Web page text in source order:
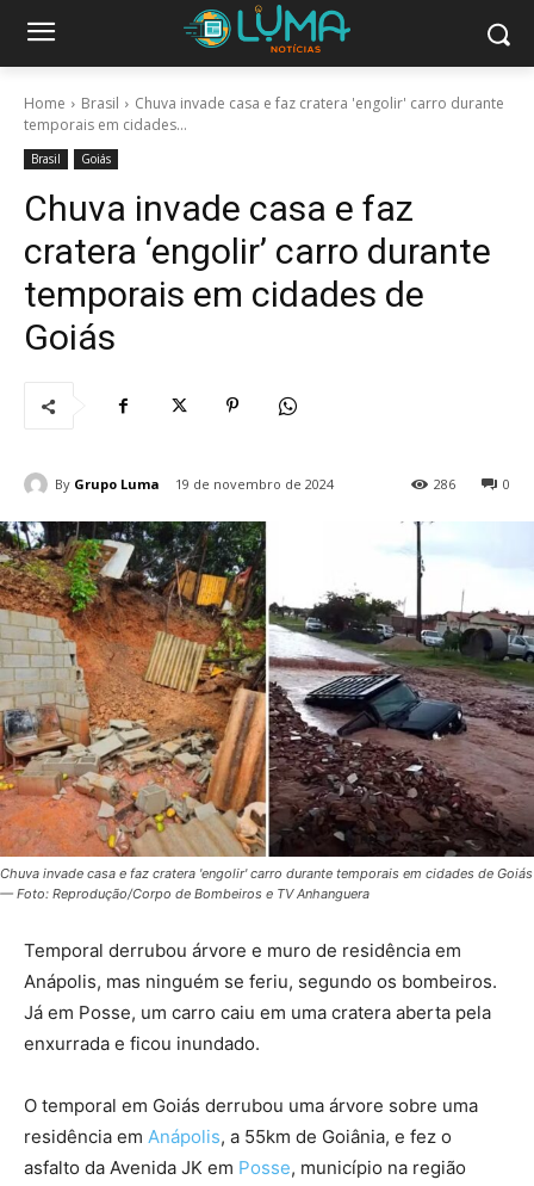
Home Brasil
Chuva invade casa e faz cratera 'engolir' carro durante
temporais em cidades...
Brasil Goiás
Chuva invade casa e faz
cratera ‘engolir’ carro durante
temporais em cidades de
Goiás
By Grupo Luma 19 de novembro de 2024 0
286
Chuva invade casa e faz cratera 'engolir' carro durante temporais em cidades de Goiás
— Foto: Reprodução/Corpo de Bombeiros e TV Anhanguera
Temporal derrubou árvore e muro de residência em
Anápolis, mas ninguém se feriu, segundo os bombeiros.
Já em Posse, um carro caiu em uma cratera aberta pela
enxurrada e ficou inundado.
O temporal em Goiás derrubou uma árvore sobre uma
residência em Anápolis, a 55km de Goiânia, e fez o
asfalto da Avenida JK em Posse, município na região